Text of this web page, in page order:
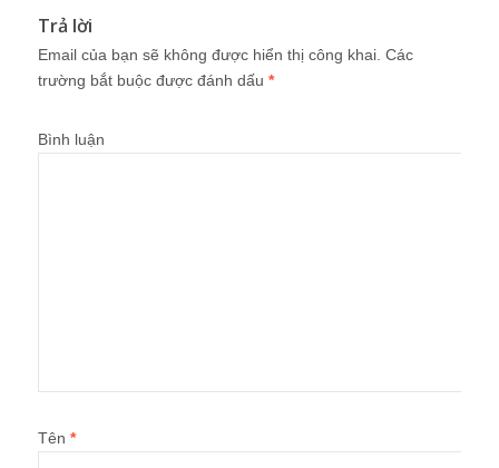
Trả lời
Email của bạn sẽ không được hiển thị công khai. Các
trường bắt buộc được đánh dấu *
Bình luận
Tên *